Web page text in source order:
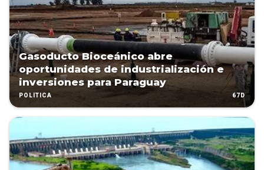
Gasoducto Bioceánico abre
oportunidades de industrialización e
inversiones para Paraguay
POLÍTICA 67D